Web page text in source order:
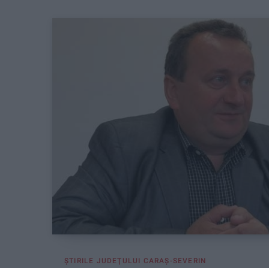
ŞTIRILE JUDEŢULUI CARAŞ-SEVERIN